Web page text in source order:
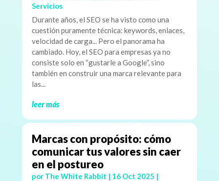
Servicios
Durante años, el SEO se ha visto como una
cuestión puramente técnica: keywords, enlaces,
velocidad de carga... Pero el panorama ha
cambiado. Hoy, el SEO para empresas ya no
consiste solo en “gustarle a Google”, sino
también en construir una marca relevante para
las...
leer más
Marcas con propósito: cómo
comunicar tus valores sin caer
en el postureo
por The White Rabbit | 16 Oct 2025 |